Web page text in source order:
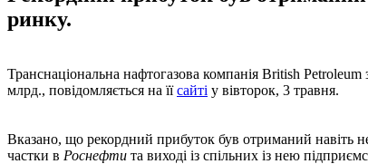
ринку.
Транснаціональна нафтогазова компанія British
млрд., повідомляється на їїсайті у вівторок, 3 травня.
Вказано, що рекордний прибуток був отриманий навіть
частки в Роснефти та виході із спільних із нею